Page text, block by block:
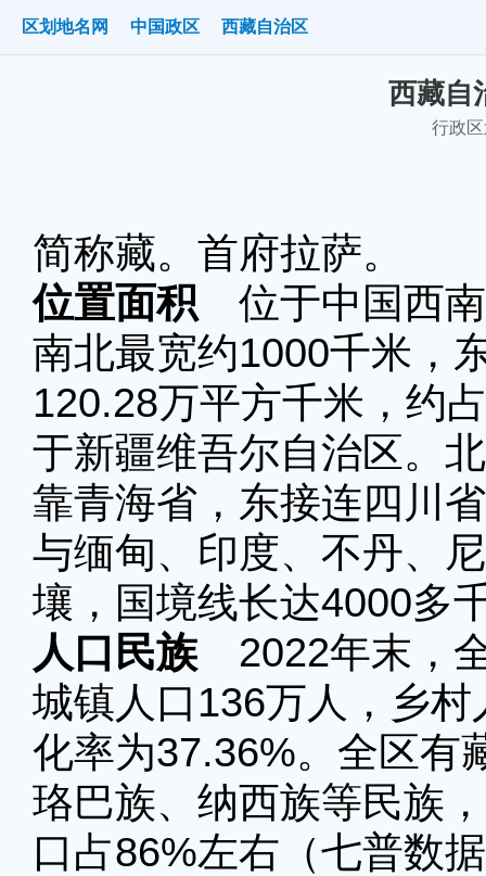
区划地名网 中国政区 西藏自治区
西藏自
行政
简称藏。首府拉萨。
位置面积 位于中国西
南北最宽约1000千米，
120.28万平方千米，约
于新疆维吾尔自治区。
靠青海省，东接连四川
与缅甸、印度、不丹、
壤，国境线长达4000多
人口民族 2022年末，
城镇人口136万人，乡
化率为37.36%。全区有
珞巴族、纳西族等民族
口占86%左右（七普数